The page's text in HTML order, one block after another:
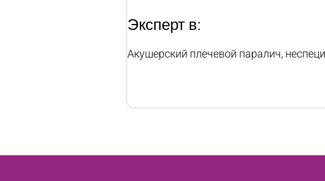
Эксперт в:
Акушерский плечевой паралич,